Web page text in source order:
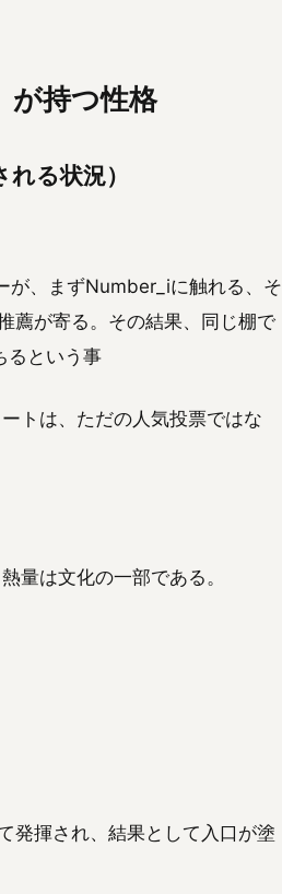
が持つ性格
る状況）
が、まずNumber_iに触れる、そ
薦が寄る。その結果、同じ棚で
るという事
トは、ただの人気投票ではな
量は文化の一部である。
発揮され、結果として入口が塗